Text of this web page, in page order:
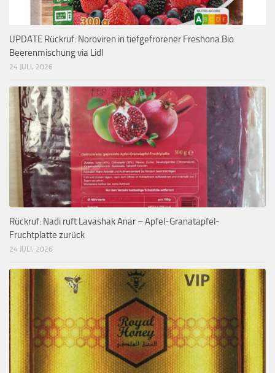
UPDATE Rückruf: Noroviren in tiefgefrorener Freshona Bio
Beerenmischung via Lidl
24 JULI, 2026
Rückruf: Nadi ruft Lavashak Anar – Apfel-Granatapfel-
Fruchtplatte zurück
24 JULI, 2026